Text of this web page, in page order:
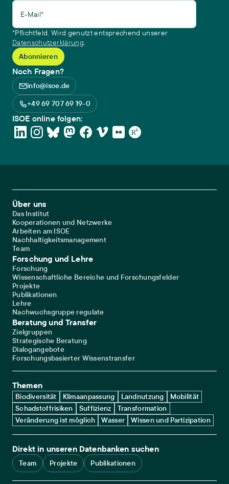
E-Mail*
*Pflichtfeld. Wird genutzt entsprechend unserer
Datenschutzerklärung.
Noch Fragen?
info@isoe.de
+49 69 707 69 19-0
ISOE online folgen:
Footer Main Navigation
Über uns
Das Institut
Kooperationen und Netzwerke
Arbeiten am ISOE
Nachhaltigkeitsmanagement
Team
Forschung und Lehre
Forschung
Wissenschaftliche Bereiche und Forschungsfelder
Projekte
Publikationen
Lehre
Nachwuchsgruppe regulate
Beratung und Transfer
Zielgruppen
Strategische Beratung
Dialogangebote
Forschungsbasierter Wissenstransfer
Themen
Biodiversität Klimaanpassung Landnutzung
Mobilität
Schadstoffrisiken
Suffizienz
Transformation
Veränderung ist möglich
Wasser Wissen und Partizipation
Direkt in unseren Datenbanken suchen
Team Projekte Publikationen